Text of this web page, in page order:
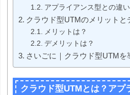
アプライアンス型との違
クラウド型UTMのメリットと
メリットは？
デメリットは？
さいごに｜クラウド型UTMを
クラウド型UTMとは？アプ